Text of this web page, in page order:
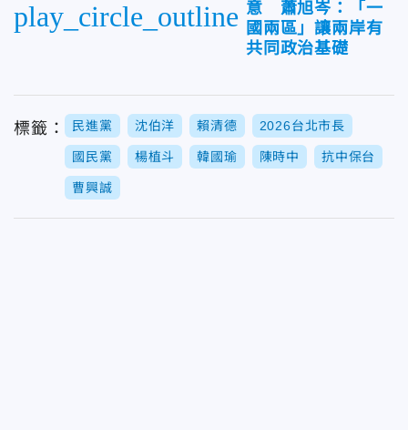
play_circle_outline 意 蕭旭岑：「一
國兩區」讓兩岸有
共同政治基礎
標籤： 民進黨 沈伯洋 賴清德 2026台北市長
國民黨 楊植斗 韓國瑜 陳時中 抗中保台
曹興誠